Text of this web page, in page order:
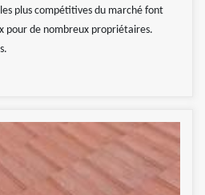
plus compétitives du marché font
pour de nombreux propriétaires.